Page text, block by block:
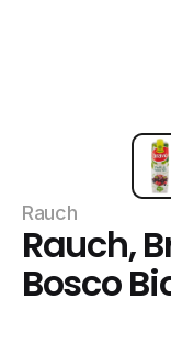
Rauch
Rauch,
Bosco